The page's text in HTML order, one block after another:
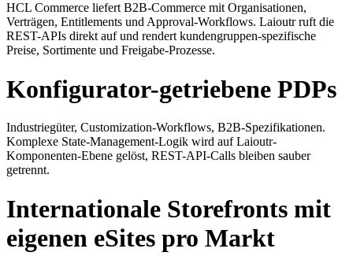
HCL Commerce liefert B2B-Commerce mit Organisationen,
Verträgen, Entitlements und Approval-Workflows. Laioutr ruft die
REST-APIs direkt auf und rendert kundengruppen-spezifische
Preise, Sortimente und Freigabe-Prozesse.
Konfigurator-getriebene PDPs
Industriegüter, Customization-Workflows, B2B-Spezifikationen.
Komplexe State-Management-Logik wird auf Laioutr-
Komponenten-Ebene gelöst, REST-API-Calls bleiben sauber
getrennt.
Internationale Storefronts mit
eigenen eSites pro Markt